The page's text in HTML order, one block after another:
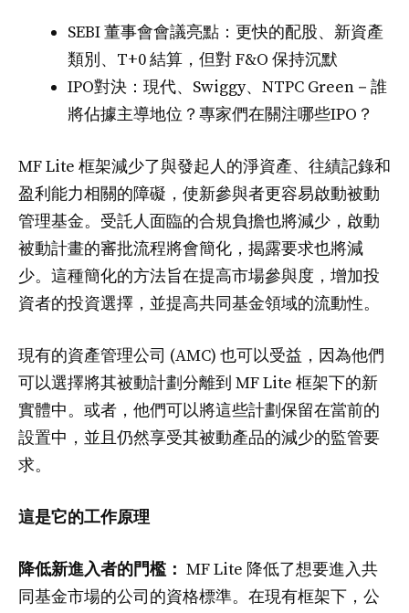
SEBI 董事會會議亮點：更快的配股、新資產
類別、T+0 結算，但對 F&O 保持沉默
IPO對決：現代、Swiggy、NTPC Green－誰
將佔據主導地位？專家們在關注哪些IPO？
MF Lite 框架減少了與發起人的淨資產、往績記錄和
盈利能力相關的障礙，使新參與者更容易啟動被動
管理基金。受託人面臨的合規負擔也將減少，啟動
被動計畫的審批流程將會簡化，揭露要求也將減
少。這種簡化的方法旨在提高市場參與度，增加投
資者的投資選擇，並提高共同基金領域的流動性。
現有的資產管理公司 (AMC) 也可以受益，因為他們
可以選擇將其被動計劃分離到 MF Lite 框架下的新
實體中。或者，他們可以將這些計劃保留在當前的
設置中，並且仍然享受其被動產品的減少的監管要
求。
這是它的工作原理
降低新進入者的門檻： MF Lite 降低了想要進入共
同基金市場的公司的資格標準。在現有框架下，公